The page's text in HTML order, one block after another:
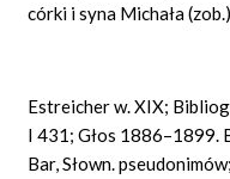
córki i syna Michała
Estreicher w. XIX;
I 431; Głos 1886–1899.
Bar, Słown.